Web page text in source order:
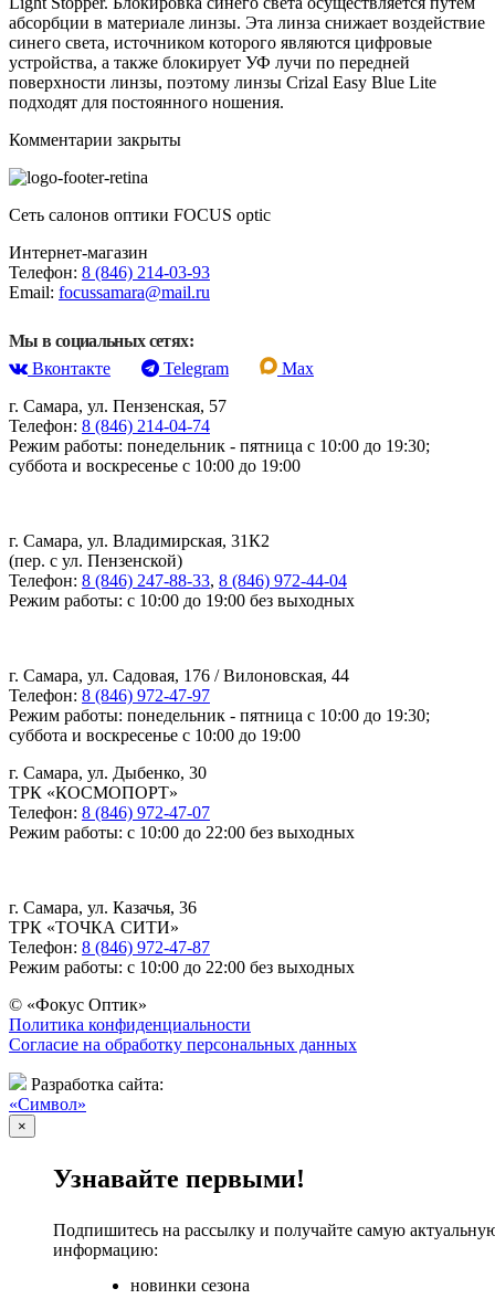
абсорбции в материале линзы. Эта линза снижает воздействие
синего света, источником которого являются цифровые
устройства, а также блокирует УФ лучи по передней
поверхности линзы, поэтому линзы Crizal Easy Blue Lite
подходят для постоянного ношения.
Комментарии закрыты
Сеть салонов оптики FOCUS optic
Интернет-магазин
Телефон: 8 (846) 214-03-93
Email: focussamara@mail.ru
Мы в социальных сетях:
Вконтакте
Telegram
Max
г. Самара, ул. Пензенская, 57
Телефон: 8 (846) 214-04-74
Режим работы: понедельник - пятница с 10:00 до 19:30;
суббота и воскресенье с 10:00 до 19:00
г. Самара, ул. Владимирская, 31К2
(пер. с ул. Пензенской)
Телефон: 8 (846) 247-88-33, 8 (846) 972-44-04
Режим работы: с 10:00 до 19:00 без выходных
г. Самара, ул. Садовая, 176 / Вилоновская, 44
Телефон: 8 (846) 972-47-97
Режим работы: понедельник - пятница с 10:00 до 19:30;
суббота и воскресенье с 10:00 до 19:00
г. Самара, ул. Дыбенко, 30
ТРК «КОСМОПОРТ»
Телефон: 8 (846) 972-47-07
Режим работы: с 10:00 до 22:00 без выходных
г. Самара, ул. Казачья, 36
ТРК «ТОЧКА СИТИ»
Телефон: 8 (846) 972-47-87
Режим работы: с 10:00 до 22:00 без выходных
© «Фокус Оптик»
Политика конфиденциальности
Согласие на обработку персональных данных
Разработка сайта:
«Символ»
×
Узнавайте первыми!
Подпишитесь на рассылку и получайте самую
информацию:
новинки сезона